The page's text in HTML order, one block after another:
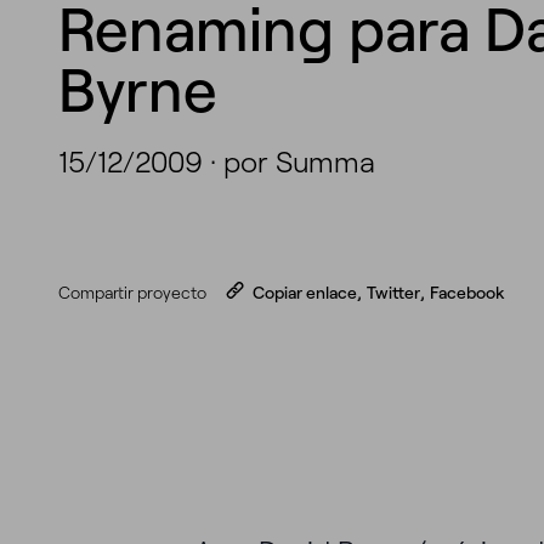
Renaming para
Byrne
15/12/2009 · por Summa
Compartir proyecto Copiar enlace Twitter Facebook